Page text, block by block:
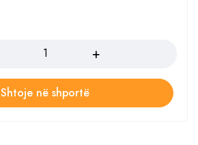
Shtoje në shportë